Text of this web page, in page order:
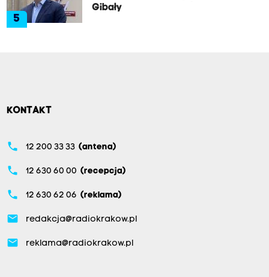
5
Gibały
KONTAKT
phone 12 200 33 33 (antena)
phone 12 630 60 00 (recepcja)
phone 12 630 62 06 (reklama)
email redakcja@radiokrakow.pl
email reklama@radiokrakow.pl